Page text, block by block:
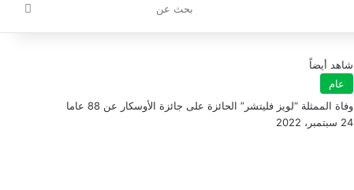
عن
شاهد أيضاً
عام
وفاة الممثلة “لويز فليتشر” الحائزة على جائزة الأوسكار عن 88 عاما
24 سبتمبر، 2022